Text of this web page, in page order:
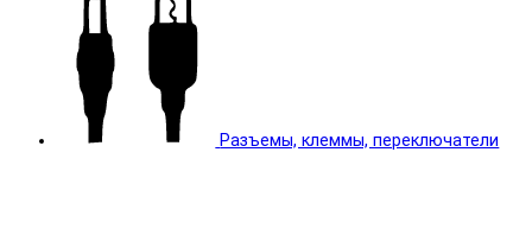
Разъемы, клеммы, переключатели